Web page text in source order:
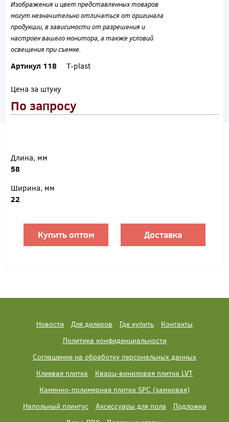
Изображения и цвет представленных товаров
могут незначительно отличаться от оригинала
продукции, в зависимости от разрешения и
настроек вашего монитора, а также условий
освещения при съемке.
Артикул 118 T-plast
Цена за штуку
По запросу
Длина, мм
58
Ширина, мм
22
Купить оптом Доставка
Новости Для дилеров Где купить
Контакты
Политика конфиденциальности
Соглашение на обработку персональных данных
Клеевая плитка
Кварц-виниловая плитка LVT
Каменно-полимерная плитка SPC (замковая)
Напольный плинтус
Аксессуары для пола
Подложка